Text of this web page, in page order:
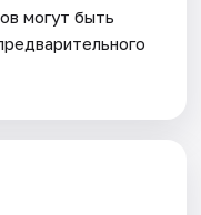
могут быть